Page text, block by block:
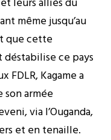
même jusqu’au
que cette
ce pays
FDLR, Kagame a
armée
via l’Ouganda,
et en tenaille.